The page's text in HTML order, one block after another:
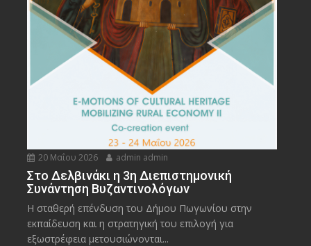
20 Μαΐου 2026 admin admin
Στο Δελβινάκι η 3η Διεπιστημονική
Συνάντηση Βυζαντινολόγων
Η σταθερή επένδυση του Δήμου Πωγωνίου στην
εκπαίδευση και η στρατηγική του επιλογή για
εξωστρέφεια μετουσιώνονται...